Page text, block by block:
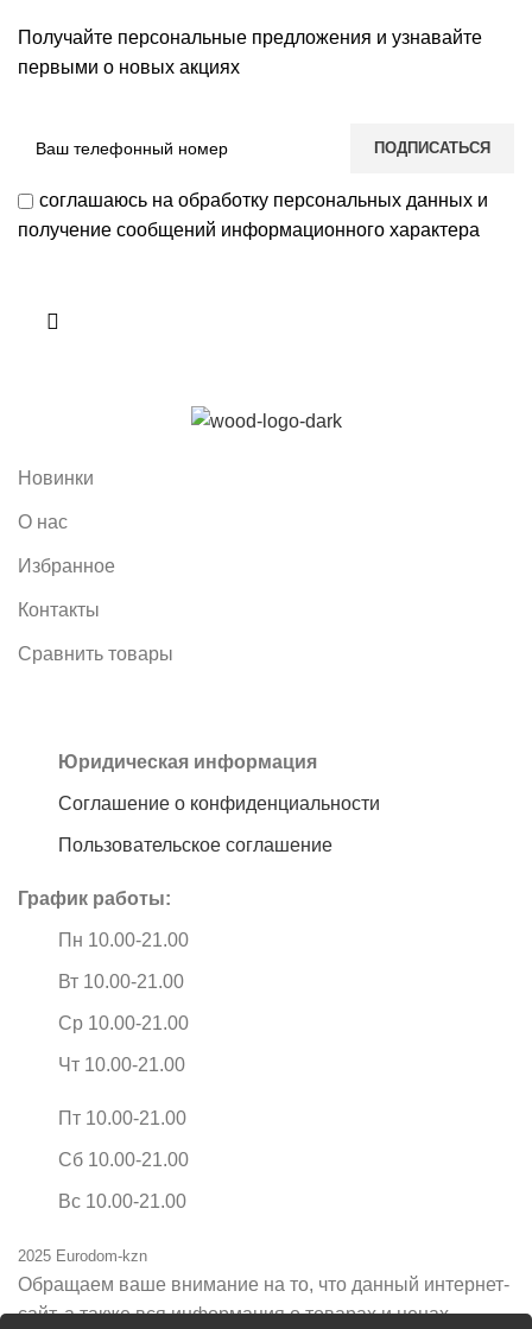
Получайте персональные предложения и узнавайте
первыми о новых акциях
соглашаюсь на обработку персональных данных и
получение сообщений информационного характера
Новинки
О нас
Избранное
Контакты
Сравнить товары
Юридическая информация
Соглашение о конфиденциальности
Пользовательское соглашение
График работы:
Пн 10.00-21.00
Вт 10.00-21.00
Ср 10.00-21.00
Чт 10.00-21.00
Пт 10.00-21.00
Сб 10.00-21.00
Вс 10.00-21.00
2025 Eurodom-kzn
Обращаем ваше внимание на то, что данный интернет-
сайт, а также вся информация о товарах и ценах,